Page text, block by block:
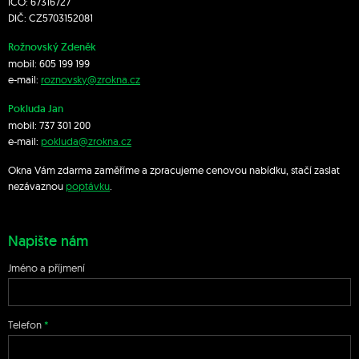
DIČ: CZ5703152081
Rožnovský Zdeněk
mobil: 605 199 199
e-mail: roznovsky@zrokna.cz
Pokluda Jan
mobil: 737 301 200
e-mail: pokluda@zrokna.cz
Okna Vám zdarma zaměříme a zpracujeme cenovou nabídku, stačí zaslat
nezávaznoupoptávku
Napište nám
Jméno a příjmení
Telefon